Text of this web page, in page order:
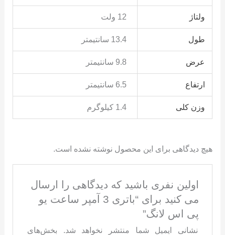
ولتاژ 12 ولت
طول 13.4 سانتیمتر
عرض 9.8 سانتیمتر
ارتفاع 6.5 سانتیمتر
وزن کلی 1.4 کیلوگرم
هیچ دیدگاهی برای این محصول نوشته نشده است.
اولین نفری باشید که دیدگاهی را ارسال
می کنید برای “باتری 3 آمپر ساعت یو
پی اس لانگ”
نشانی ایمیل شما منتشر نخواهد شد.
بخش‌های